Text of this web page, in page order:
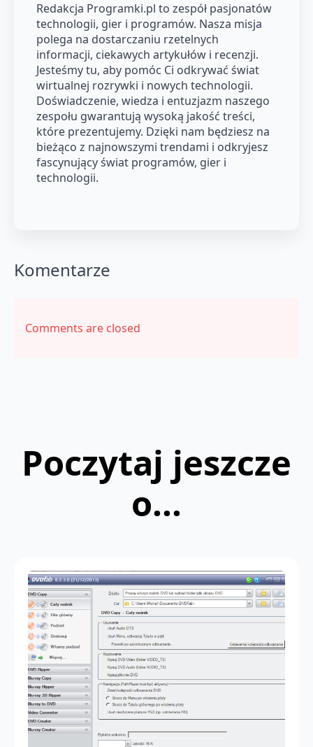
Redakcja Programki.pl to zespół pasjonatów
technologii, gier i programów. Nasza misja
polega na dostarczaniu rzetelnych
informacji, ciekawych artykułów i recenzji.
Jesteśmy tu, aby pomóc Ci odkrywać świat
wirtualnej rozrywki i nowych technologii.
Doświadczenie, wiedza i entuzjazm naszego
zespołu gwarantują wysoką jakość treści,
które prezentujemy. Dzięki nam będziesz na
bieżąco z najnowszymi trendami i odkryjesz
fascynujący świat programów, gier i
technologii.
Komentarze
Comments are closed
Poczytaj jeszcze
o...